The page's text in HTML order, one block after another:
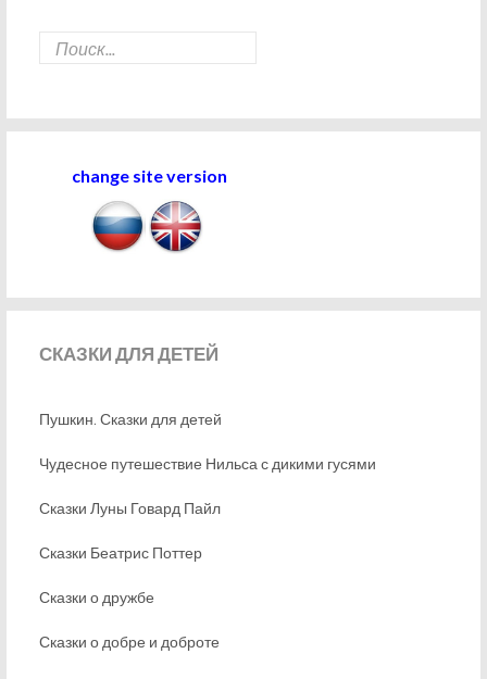
change site version
СКАЗКИДЛЯ ДЕТЕЙ
Пушкин. Сказки для детей
Чудесное путешествие Нильса с дикими гусями
Сказки Луны Говард Пайл
Сказки Беатрис Поттер
Сказки о дружбе
Сказки о добре и доброте